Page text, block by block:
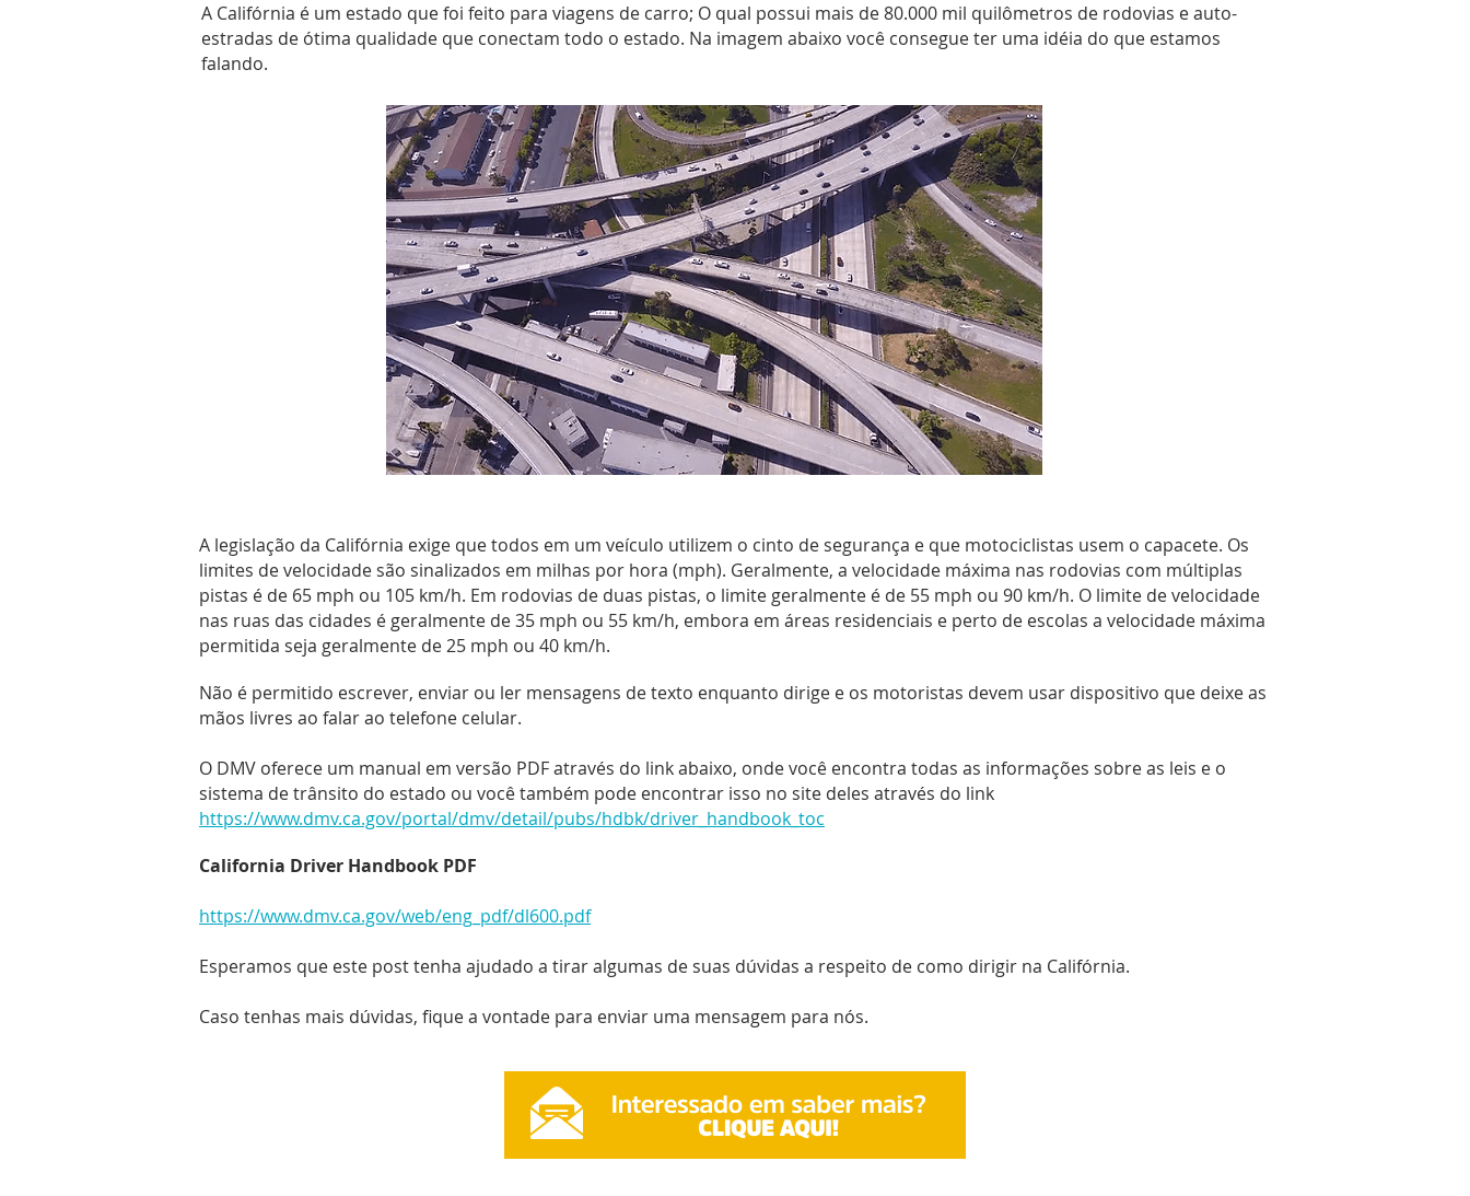
A Califórnia é um estado que foi feito para viagens de carro; O qual possui mais de 80.000 mil quilômetros de rodovias e auto-
estradas de ótima qualidade que conectam todo o estado. Na imagem abaixo você consegue ter uma idéia do que estamos
falando.
A legislação da Califórnia exige que todos em um veículo utilizem o cinto de segurança e que motociclistas usem o capacete. Os
limites de velocidade são sinalizados em milhas por hora (mph). Geralmente, a velocidade máxima nas rodovias com múltiplas
pistas é de 65 mph ou 105 km/h. Em rodovias de duas pistas, o limite geralmente é de 55 mph ou 90 km/h. O limite de velocidade
nas ruas das cidades é geralmente de 35 mph ou 55 km/h, embora em áreas residenciais e perto de escolas a velocidade máxima
permitida seja geralmente de 25 mph ou 40 km/h.
Não é permitido escrever, enviar ou ler mensagens de texto enquanto dirige e os motoristas devem usar dispositivo que deixe as
mãos livres ao falar ao telefone celular.
O DMV oferece um manual em versão PDF através do link abaixo, onde você encontra todas as informações sobre as leis e o
sistema de trânsito do estado ou você também pode encontrar isso no site deles através do link
https://www.dmv.ca.gov/portal/dmv/detail/pubs/hdbk/driver_handbook_toc
California Driver Handbook PDF
https://www.dmv.ca.gov/web/eng_pdf/dl600.pdf
Esperamos que este post tenha ajudado a tirar algumas de suas dúvidas a respeito de como dirigir na Califórnia.
Caso tenhas mais dúvidas, fique a vontade para enviar uma mensagem para nós.